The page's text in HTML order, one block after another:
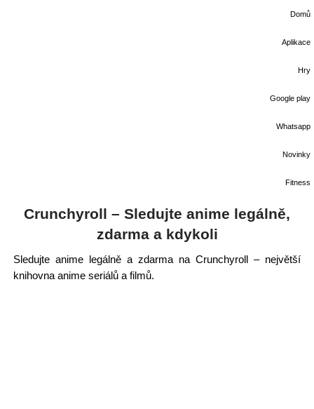
Domů
Aplikace
Hry
Google play
Whatsapp
Novinky
Fitness
Crunchyroll – Sledujte anime legálně,
zdarma a kdykoli
Sledujte anime legálně a zdarma na Crunchyroll – největší
knihovna anime seriálů a filmů.